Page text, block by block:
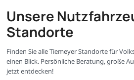
Unsere
Standorte
Finden Sie alle Tiemeyer Standorte für
einen Blick. Persönliche Beratung, große
jetzt entdecken!